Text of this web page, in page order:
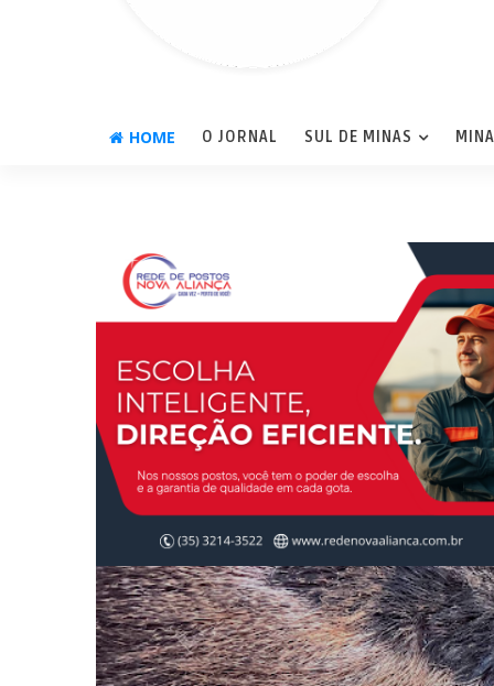
HOME O JORNAL SUL DE MINAS